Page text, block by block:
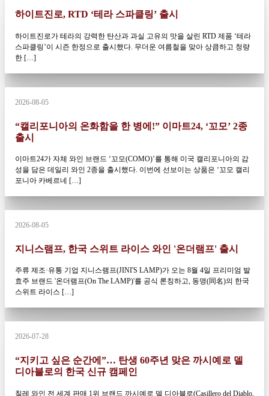
하이트진로, RTD ‘테라 스파클링’ 출시
하이트진로가 테라의 강력한 탄산과 과실 고유의 맛을 살린 RTD 제품 ‘테라
스파클링’이 시즌 한정으로 출시했다. 무더운 여름철을 맞아 상큼하고 청량
한 […]
2026-08-05
“캘리포니아의 온화함을 한 병에!” 이마트24, ‘꼬모’ 2종
출시
이마트24가 자체 와인 브랜드 ‘꼬모(COMO)’를 통해 미국 캘리포니아의 감
성을 담은 데일리 와인 2종을 출시했다. 이번에 선보이는 상품은 ‘꼬모 캘리
포니아 카베르네 […]
2026-08-05
지니스램프, 한국 스위트 라이스 와인 '온더램프' 출시
주류 제조·유통 기업 지니스램프(JINI'S LAMP)가 오는 8월 4일 프리미엄 발
효주 브랜드 '온더램프(On The LAMP)'를 공식 론칭하고, 동명(同名)의 한국
스위트 라이스 […]
2026-07-28
“지키고 싶은 순간에”… 탄생 60주년 맞은 까시예로 델
디아블로의 한국 신규 캠페인
칠레 와인 전 세계 판매 1위 브랜드 까시예로 델 디아블로(Casillero del Diablo,